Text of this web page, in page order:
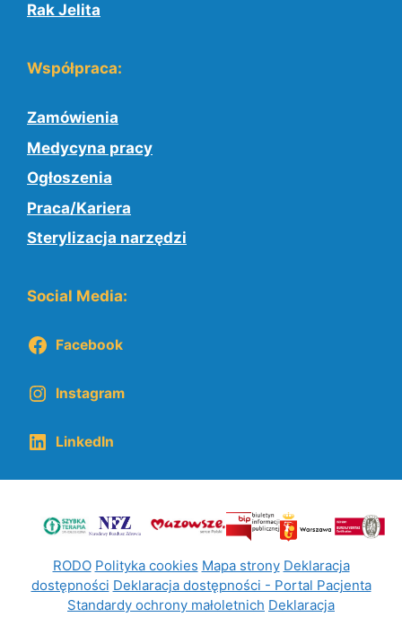
Rak Jelita
Współpraca:
Zamówienia
Medycyna pracy
Ogłoszenia
Praca/Kariera
Sterylizacja narzędzi
Social Media:
Facebook
Instagram
LinkedIn
RODO Polityka cookies Mapa strony Deklaracja
dostępności Deklaracja dostępności - Portal Pacjenta
Standardy ochrony małoletnich Deklaracja